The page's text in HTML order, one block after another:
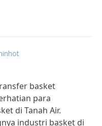
basket
para
di Tanah Air.
industri basket di